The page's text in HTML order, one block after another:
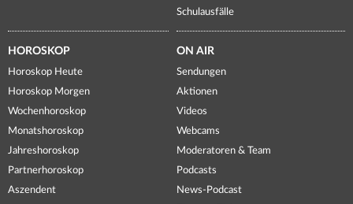
Schulausfälle
HOROSKOP
Horoskop Heute
Horoskop Morgen
Wochenhoroskop
Monatshoroskop
Jahreshoroskop
Partnerhoroskop
Aszendent
ON AIR
Sendungen
Aktionen
Videos
Webcams
Moderatoren & Team
Podcasts
News-Podcast